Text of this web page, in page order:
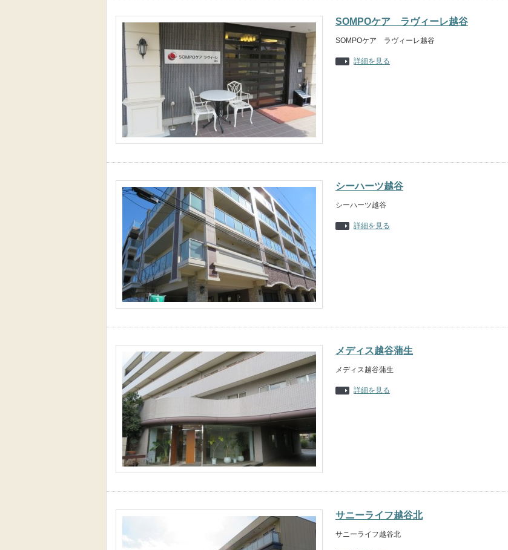
SOMPOケア ラヴィーレ越谷
SOMPOケア ラヴィーレ越谷
詳細を見る
シーハーツ越谷
シーハーツ越谷
詳細を見る
メディス越谷蒲生
メディス越谷蒲生
詳細を見る
サニーライフ越谷北
サニーライフ越谷北